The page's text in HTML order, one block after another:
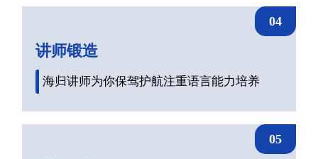
04
讲师锻造
海归讲师为你保驾护航注重语言能力培养
05